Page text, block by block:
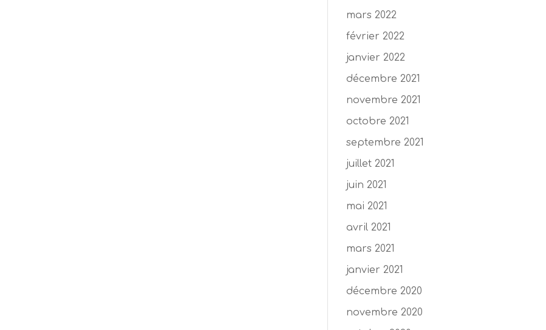
mars 2022
février 2022
janvier 2022
décembre 2021
novembre 2021
octobre 2021
septembre 2021
juillet 2021
juin 2021
mai 2021
avril 2021
mars 2021
janvier 2021
décembre 2020
novembre 2020